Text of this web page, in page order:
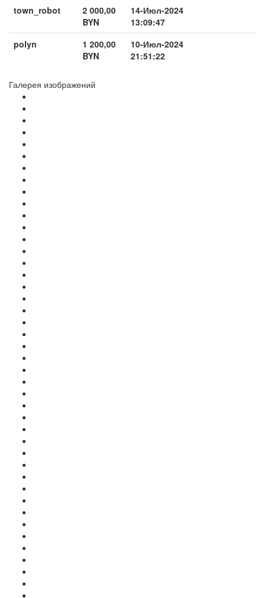
town_robot
2 000,00
BYN
14-Июл-2024
13:09:47
polyn
1 200,00
BYN
10-Июл-2024
21:51:22
Галерея изображений